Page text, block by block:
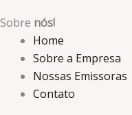
Sobre nós!
Home
Sobre a Empresa
Nossas Emissoras
Contato